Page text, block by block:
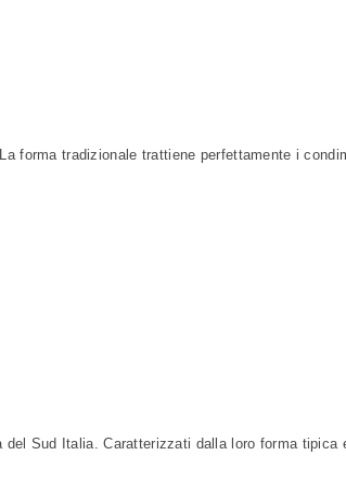
forma tradizionale trattiene perfettamente i
Sud Italia. Caratterizzati dalla loro forma